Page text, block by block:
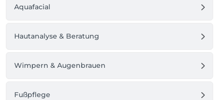
Aquafacial
Hautanalyse & Beratung
Wimpern & Augenbrauen
Fußpflege